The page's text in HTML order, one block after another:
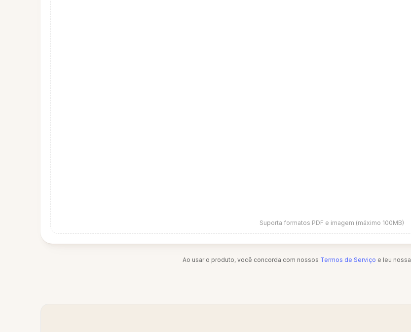
Suporta formatos PDF e imagem (máximo 100MB)
Ao usar o produto, você concorda com nossos Termos de Serviço e leu nossa